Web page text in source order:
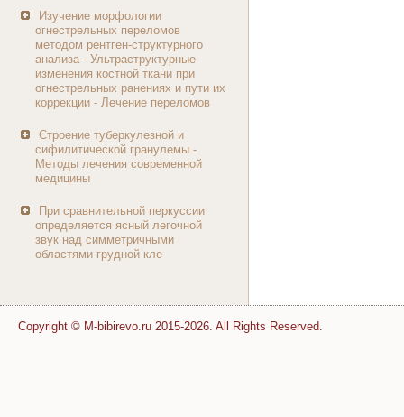
Изучение морфологии
огнестрельных переломов
методом рентген-структурного
анализа - Ультраструктурные
изменения костной ткани при
огнестрельных ранениях и пути их
коррекции - Лечение переломов
Строение туберкулезной и
сифилитической гранулемы -
Методы лечения современной
медицины
При сравнительной перкуссии
определяется ясный легочной
звук над симметричными
областями грудной кле
Copyright © M-bibirevo.ru 2015-2026. All Rights Reserved.